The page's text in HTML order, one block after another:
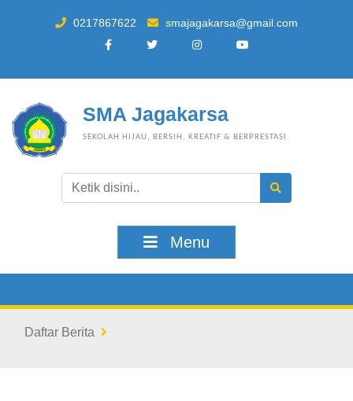
0217867622 smajagakarsa@gmail.com
SMA Jagakarsa
SEKOLAH HIJAU, BERSIH, KREATIF & BERPRESTASI
Menu
Daftar Berita